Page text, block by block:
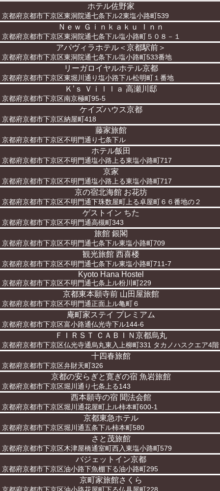
ホテル佐野家
京都府京都市下京区東洞院通七条下ル2東塩小路町539
Ｎｅｗ Ｇｉｎｋａｋｕ Ｉｎｎ
京都府京都市下京区東洞院通七条下ル塩小路町５０８－１
アパヴィラホテル＜京都駅前＞
京都府京都市下京区東洞院通七条下ル塩小路町533番地
リーガロイヤルホテル京都
京都府京都市下京区東堀川通り塩小路下ル松明町１番地
Ｋ’ｓ Ｖｉｌｌａ 高瀬川邸
京都府京都市下京区南京極町95-5
ケイズハウス京都
京都府京都市下京区納屋町418
藤家旅館
京都府京都市下京区不明門通り七条下ル
ホテル飯田
京都府京都市下京区不明門通塩小路上る東塩小路町717
京家
京都府京都市下京区不明門通塩小路上る東塩小路町717
京の宿北海館 お花坊
京都府京都市下京区不明門通下珠数屋町上る卓屋町６６番地の２
ゲストイン ちた
京都府京都市下京区不明門通高槻町343
旅館 銀閣
京都府京都市下京区不明門通七条下ル東塩小路町709
観光旅館 西喜楼
京都府京都市下京区不明門通七条下ル東塩小路町711-7
Kyoto Hana Hostel
京都府京都市下京区不明門通七条上ル粉川町229
京都東本願寺前 山田屋旅館
京都府京都市下京区不明門通正面上ル亀町６
庵町家ステイ プレミアム
京都府京都市下京区富小路通仏光寺下ル144-6
ＦＩＲＳＴ ＣＡＢＩＮ京都烏丸
京都府京都市下京区仏光寺通烏丸東入上柳町331 タカノハスクエア4階
十四春旅館
京都府京都市下京区弁財天町326
京都の安らぎと寛ぎの宿 魚岩旅館
京都府京都市下京区堀川通り七条上る143
西本願寺の宿 聞法会館
京都府京都市下京区堀川通花屋町上ル柿本町600-1
京都東急ホテル
京都府京都市下京区堀川通五条下ル柿本町580
さと茂旅館
京都府京都市下京区木津屋橋通室町西入東塩小路町579
バジェットイン京都
京都府京都市下京区油小路下魚棚下る油小路町295
京町家旅館さくら